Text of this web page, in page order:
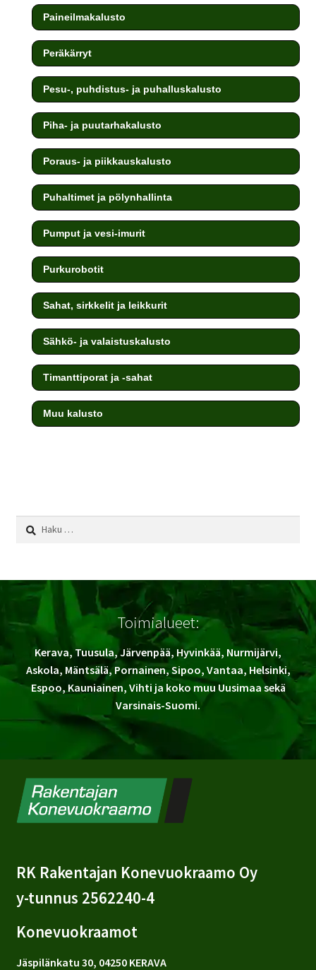
Paineilmakalusto
Peräkärryt
Pesu-, puhdistus- ja puhalluskalusto
Piha- ja puutarhakalusto
Poraus- ja piikkauskalusto
Puhaltimet ja pölynhallinta
Pumput ja vesi-imurit
Purkurobotit
Sahat, sirkkelit ja leikkurit
Sähkö- ja valaistuskalusto
Timanttiporat ja -sahat
Muu kalusto
Haku:
Toimialueet:
Kerava, Tuusula, Järvenpää, Hyvinkää, Nurmijärvi,
Askola, Mäntsälä, Pornainen, Sipoo, Vantaa, Helsinki,
Espoo, Kauniainen, Vihti ja koko muu Uusimaa sekä
Varsinais-Suomi.
RK Rakentajan Konevuokraamo Oy
y-tunnus 2562240-4
Konevuokraamot
Jäspilänkatu 30, 04250 KERAVA